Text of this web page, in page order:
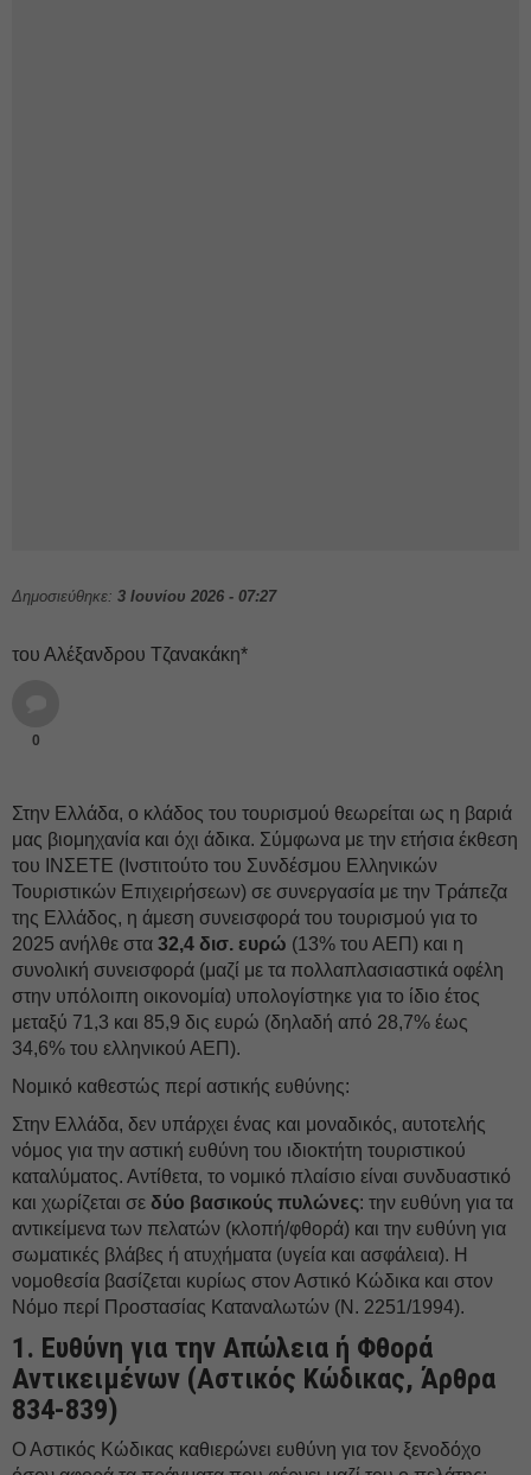
Δημοσιεύθηκε: 3 Ιουνίου 2026 - 07:27
του Αλέξανδρου Τζανακάκη*
0
Στην Ελλάδα, ο κλάδος του τουρισμού θεωρείται ως η βαριά
μας βιομηχανία και όχι άδικα. Σύμφωνα με την ετήσια έκθεση
του ΙΝΣΕΤΕ (Ινστιτούτο του Συνδέσμου Ελληνικών
Τουριστικών Επιχειρήσεων) σε συνεργασία με την Τράπεζα
της Ελλάδος, η άμεση συνεισφορά του τουρισμού για το
2025 ανήλθε στα 32,4 δισ. ευρώ (13% του ΑΕΠ) και η
συνολική συνεισφορά (μαζί με τα πολλαπλασιαστικά οφέλη
στην υπόλοιπη οικονομία) υπολογίστηκε για το ίδιο έτος
μεταξύ 71,3 και 85,9 δις ευρώ (δηλαδή από 28,7% έως
34,6% του ελληνικού ΑΕΠ).
Νομικό καθεστώς περί αστικής ευθύνης:
Στην Ελλάδα, δεν υπάρχει ένας και μοναδικός, αυτοτελής
νόμος για την αστική ευθύνη του ιδιοκτήτη τουριστικού
καταλύματος. Αντίθετα, το νομικό πλαίσιο είναι συνδυαστικό
και χωρίζεται σε δύο βασικούς πυλώνες: την ευθύνη για τα
αντικείμενα των πελατών (κλοπή/φθορά) και την ευθύνη για
σωματικές βλάβες ή ατυχήματα (υγεία και ασφάλεια). Η
νομοθεσία βασίζεται κυρίως στον Αστικό Κώδικα και στον
Νόμο περί Προστασίας Καταναλωτών (Ν. 2251/1994).
1. Ευθύνη για την Απώλεια ή Φθορά
Αντικειμένων (Αστικός Κώδικας, Άρθρα
834-839)
Ο Αστικός Κώδικας καθιερώνει ευθύνη για τον ξενοδόχο